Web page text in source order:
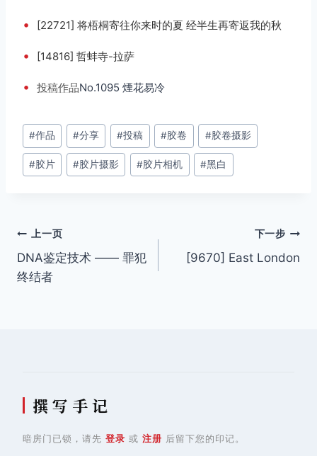
• [22721] 将梧桐寄往你来时的夏 经半生再寄返我的秋
• [14816] 哲蚌寺-拉萨
• 投稿作品No.1095 煙花易冷
文
章
标
#作品 #分享 #投稿 #胶卷 #胶卷摄影
#胶片 #胶片摄影 #胶片相机 #黑白
文
章
上一页
DNA鉴定技术 —— 罪犯
终结者
下一步
[9670] East London
撰 写 手 记
暗房门已锁，请先 登录 或 注册 后留下您的印记。